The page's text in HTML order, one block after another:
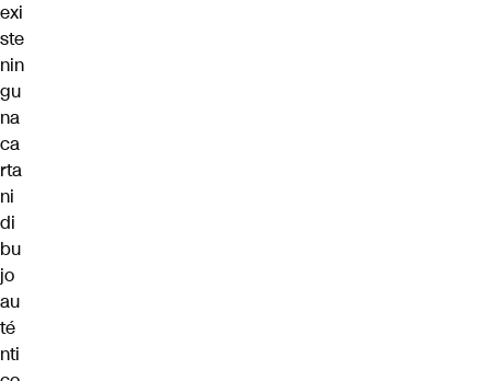
exi
ste
nin
gu
na
ca
rta
ni
di
bu
jo
au
té
nti